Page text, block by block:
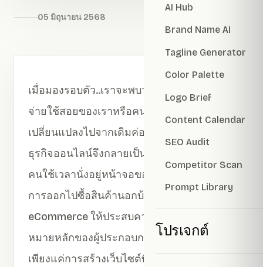
AI Hub
Brand Name AI
Tagline Generator
Color Palette
Logo Brief
Content Calendar
SEO Audit
Competitor Scan
Prompt Library
โปรเจกต์
05 มิถุนายน 2568
เมื่อมองรอบตัว..เราจะพบว่าพฤติกรรมการจับ
จ่ายใช้สอยของเราหรือคนรอบข้างมีความ
เปลี่ยนแปลงไปจากเดิมค่อนข้างมาก การทำ
ธุรกิจออนไลน์จึงกลายเป็นสิ่งที่สำคัญ เมื่อทุก
คนใช้เวลานั่งอยู่หน้าจอของตนเองมากกว่า
การออกไปซื้อสินค้านอกบ้าน การ ทำเว็บไซต์
eCommerce ให้ประสบความสำเร็จ จึงเป็นเป้า
หมายหลักของผู้ประกอบการหลาย ๆ คน ไม่
เพียงแค่การสร้างเว็บไซต์ที่สวยงามเท่านั้น แต่